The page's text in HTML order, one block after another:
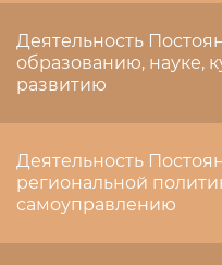
Деятельность
образованию, науке,
развитию
Деятельность
региональной
самоуправлению